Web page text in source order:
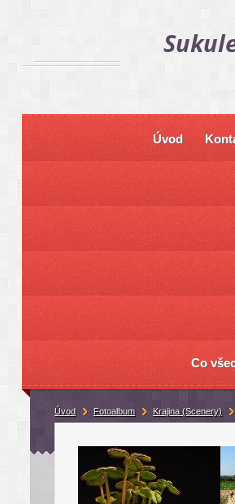
Úvod
Co
Úvod Fotoalbum Krajina (Scenery)